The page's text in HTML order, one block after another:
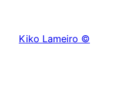
contenido
Kiko Lameiro ©